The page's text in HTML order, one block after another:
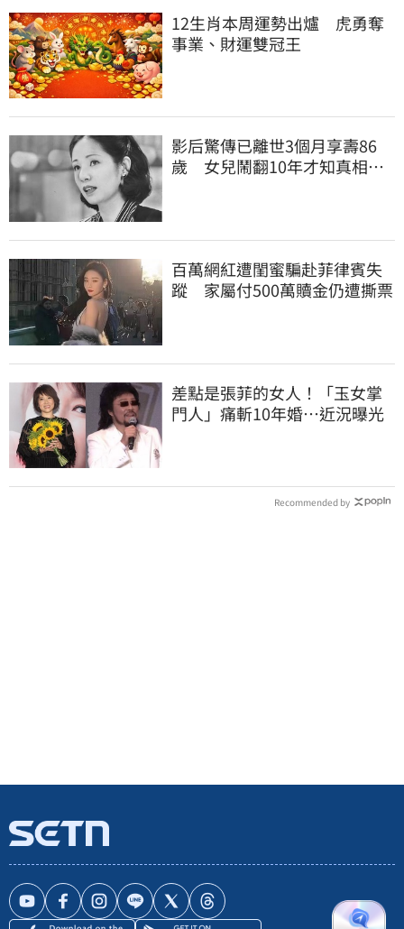
12生肖本周運勢出爐 虎勇奪
事業、財運雙冠王
影后驚傳已離世3個月享壽86
歲 女兒鬧翻10年才知真相
百萬網紅遭閨蜜騙赴菲律賓失
蹤 家屬付500萬贖金仍遭撕票
差點是張菲的女人！「玉女掌
門人」痛斬10年婚…近況曝光
Recommended by